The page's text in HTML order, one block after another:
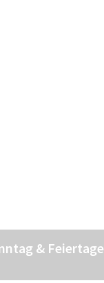
& Feiertage